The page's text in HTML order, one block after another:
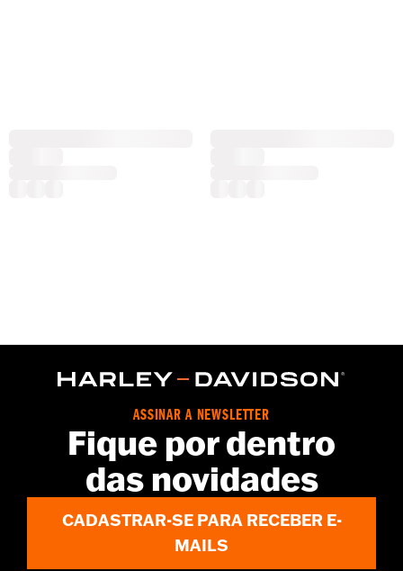
ASSINAR A NEWSLETTER
Fique por dentro
das novidades
CADASTRAR-SE PARA RECEBER E-
MAILS